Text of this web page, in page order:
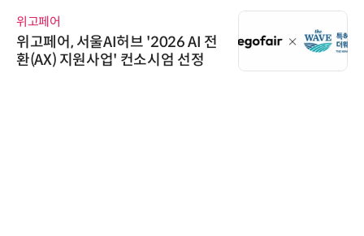
위고페어
위고페어, 서울AI허브 '2026 AI 전
환(AX) 지원사업' 컨소시엄 선정